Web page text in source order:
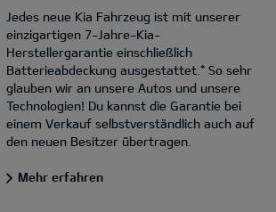
Jedes neue Kia Fahrzeug ist mit unserer
einzigartigen 7-Jahre-Kia-
Herstellergarantie einschließlich
Batterieabdeckung ausgestattet.* So sehr
glauben wir an unsere Autos und unsere
Technologien! Du kannst die Garantie bei
einem Verkauf selbstverständlich auch auf
den neuen Besitzer übertragen.
Mehr erfahren